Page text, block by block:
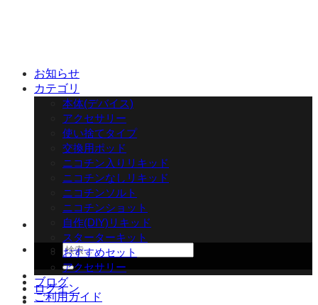
検
索
対
象:
ログイン
お知らせ
カテゴリ
本体(デバイス)
アクセサリー
使い捨てタイプ
交換用ポッド
ニコチン入りリキッド
ニコチンなしリキッド
ニコチンソルト
ニコチンショット
自作(DIY)リキッド
スターターキット
おすすめセット
アクセサリー
ブログ
ご利用ガイド